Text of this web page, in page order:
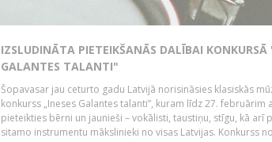
IZSLUDINĀTA PIETEIKŠANĀS DALĪBAI KONKURSĀ
GALANTES TALANTI"
Šopavasar jau ceturto gadu Latvijā norisināsies klasiskās
konkurss „Ineses Galantes talanti”, kuram līdz 27. februārim
pieteikties bērni un jaunieši – vokālisti, taustiņu, stīgu, kā arī
sitamo instrumentu mākslinieki no visas Latvijas. Konkurss